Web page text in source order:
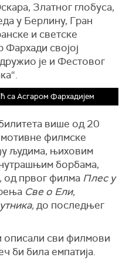
Златног глобуса,
у Берлину, Гран
и светске
Фархади својој
је и Фестовог
“.
са Асгаром Фархадијем
више од 20
филмске
људима, њиховим
борбама,
од првог филма Плес у
Све о Ели,
до последњег
описали сви филмови
би била емпатија.